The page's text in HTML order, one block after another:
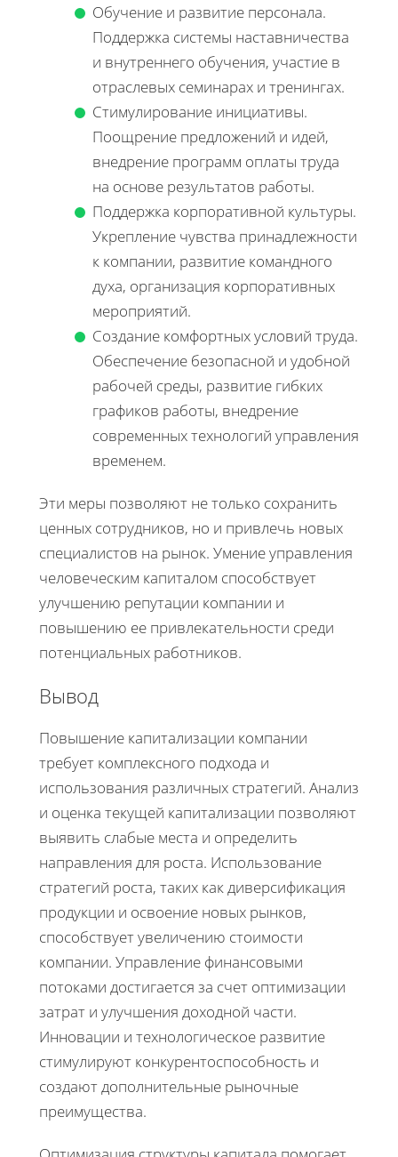
Обучение и развитие персонала.
Поддержка системы наставничества
и внутреннего обучения, участие в
отраслевых семинарах и тренингах.
Стимулирование инициативы.
Поощрение предложений и идей,
внедрение программ оплаты труда
на основе результатов работы.
Поддержка корпоративной культуры.
Укрепление чувства принадлежности
к компании, развитие командного
духа, организация корпоративных
мероприятий.
Создание комфортных условий труда.
Обеспечение безопасной и удобной
рабочей среды, развитие гибких
графиков работы, внедрение
современных технологий управления
временем.
Эти меры позволяют не только сохранить
ценных сотрудников, но и привлечь новых
специалистов на рынок. Умение управления
человеческим капиталом способствует
улучшению репутации компании и
повышению ее привлекательности среди
потенциальных работников.
Вывод
Повышение капитализации компании
требует комплексного подхода и
использования различных стратегий. Анализ
и оценка текущей капитализации позволяют
выявить слабые места и определить
направления для роста. Использование
стратегий роста, таких как диверсификация
продукции и освоение новых рынков,
способствует увеличению стоимости
компании. Управление финансовыми
потоками достигается за счет оптимизации
затрат и улучшения доходной части.
Инновации и технологическое развитие
стимулируют конкурентоспособность и
создают дополнительные рыночные
преимущества.